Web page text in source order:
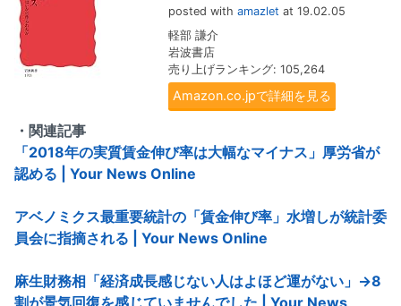
posted with amazlet at 19.02.05
軽部 謙介
岩波書店
売り上げランキング: 105,264
Amazon.co.jpで詳細を見る
・関連記事
「2018年の実質賃金伸び率は大幅なマイナス」厚労省が
認める | Your News Online
アベノミクス最重要統計の「賃金伸び率」水増しが統計委
員会に指摘される | Your News Online
麻生財務相「経済成長感じない人はよほど運がない」→8
割が景気回復を感じていませんでした | Your News